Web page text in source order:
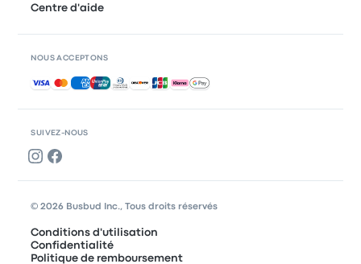
SUIVEZ-NOUS
Centre d'aide
NOUS ACCEPTONS
Paiements acceptés
© 2026 Busbud Inc., Tous droits réservés
Conditions d'utilisation
Confidentialité
Politique de remboursement